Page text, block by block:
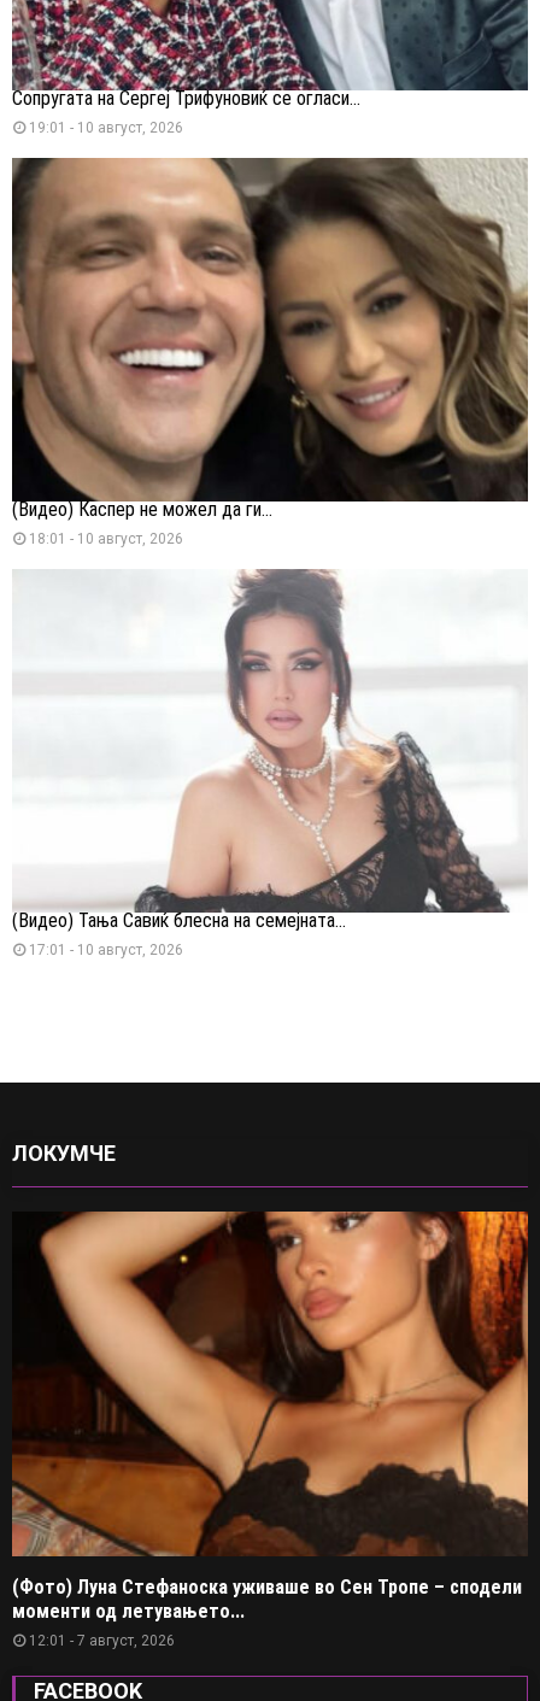
Сопругата на Сергеј Трифуновиќ се огласи...
19:01 - 10 август, 2026
(Видео) Каспер не можел да ги...
18:01 - 10 август, 2026
(Видео) Тања Савиќ блесна на семејната...
17:01 - 10 август, 2026
ЛОКУМЧЕ
(Фото) Луна Стефаноска уживаше во Сен Тропе – сподели
моменти од летувањето...
12:01 - 7 август, 2026
FACEBOOK